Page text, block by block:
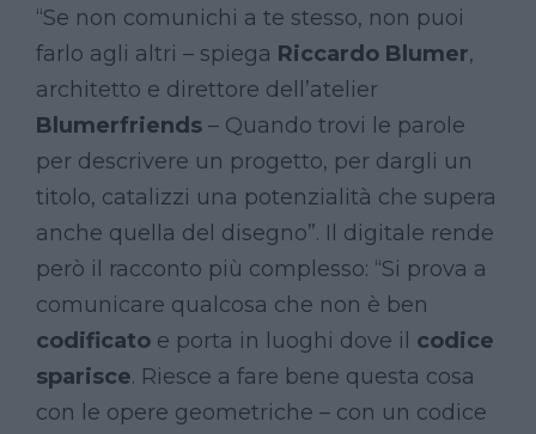
“Se non comunichi a te stesso, non puoi
farlo agli altri – spiega Riccardo Blumer,
architetto e direttore dell’atelier
Blumerfriends – Quando trovi le parole
per descrivere un progetto, per dargli un
titolo, catalizzi una potenzialità che supera
anche quella del disegno”. Il digitale rende
però il racconto più complesso: “Si prova a
comunicare qualcosa che non è ben
codificato e porta in luoghi dove il codice
sparisce. Riesce a fare bene questa cosa
con le opere geometriche – con un codice